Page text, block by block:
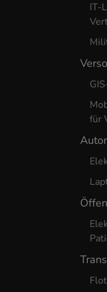
IT-
für